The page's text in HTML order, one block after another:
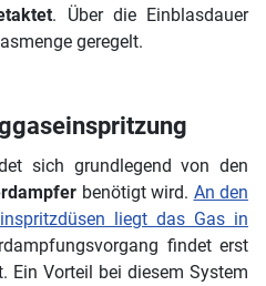
. Über die Einblasdauer
geregelt.
sich grundlegend von den
benötigt wird. An den
liegt das Gas in
findet erst
Ein Vorteil bei diesem System